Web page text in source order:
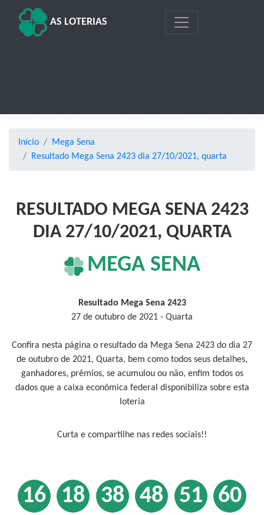
AS LOTERIAS
Início
Mega Sena
Resultado Mega Sena 2423 dia 27/10/2021, quarta
RESULTADO MEGA SENA 2423
DIA 27/10/2021, QUARTA
MEGA SENA
Resultado Mega Sena 2423
27 de outubro de 2021 - Quarta
Confira nesta página o resultado da Mega Sena 2423 do dia 27
de outubro de 2021, Quarta, bem como todos seus detalhes,
ganhadores, prêmios, se acumulou ou não, enfim todos os
dados que a caixa econômica federal disponibiliza sobre esta
loteria
Curta e compartilhe nas redes sociais!!
16 18 38 48 51 60